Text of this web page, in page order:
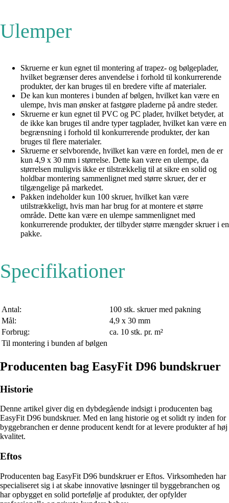
Ulemper
Skruerne er kun egnet til montering af trapez- og bølgeplader,
hvilket begrænser deres anvendelse i forhold til konkurrerende
produkter, der kan bruges til en bredere vifte af materialer.
De kan kun monteres i bunden af bølgen, hvilket kan være en
ulempe, hvis man ønsker at fastgøre pladerne på andre steder.
Skruerne er kun egnet til PVC og PC plader, hvilket betyder, at
de ikke kan bruges til andre typer tagplader, hvilket kan være en
begrænsning i forhold til konkurrerende produkter, der kan
bruges til flere materialer.
Skruerne er selvborende, hvilket kan være en fordel, men de er
kun 4,9 x 30 mm i størrelse. Dette kan være en ulempe, da
størrelsen muligvis ikke er tilstrækkelig til at sikre en solid og
holdbar montering sammenlignet med større skruer, der er
tilgængelige på markedet.
Pakken indeholder kun 100 skruer, hvilket kan være
utilstrækkeligt, hvis man har brug for at montere et større
område. Dette kan være en ulempe sammenlignet med
konkurrerende produkter, der tilbyder større mængder skruer i en
pakke.
Specifikationer
Antal:
100 stk. skruer med pakning
Mål:
4,9 x 30 mm
Forbrug:
ca. 10 stk. pr. m²
Til montering i bunden af bølgen
Producenten bag EasyFit D96 bundskruer
Historie
Denne artikel giver dig en dybdegående indsigt i producenten bag
EasyFit D96 bundskruer. Med en lang historie og et solidt ry inden for
byggebranchen er denne producent kendt for at levere produkter af høj
kvalitet.
Eftos
Producenten bag EasyFit D96 bundskruer er Eftos. Virksomheden har
specialiseret sig i at skabe innovative løsninger til byggebranchen og
har opbygget en solid portefølje af produkter, der opfylder